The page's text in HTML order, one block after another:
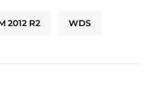
2012 R2 WDS